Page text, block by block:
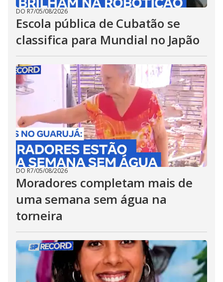
DO R7/05/08/2026
Escola pública de Cubatão se
classifica para Mundial no Japão
DO R7/05/08/2026
Moradores completam mais de
uma semana sem água na
torneira